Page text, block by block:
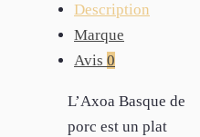
Description
Marque
Avis 0
L’Axoa Basque de
porc est un plat